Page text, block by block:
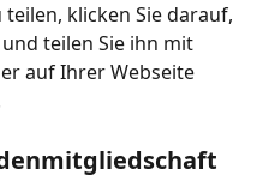
klicken Sie darauf,
teilen Sie ihn mit
auf Ihrer Webseite